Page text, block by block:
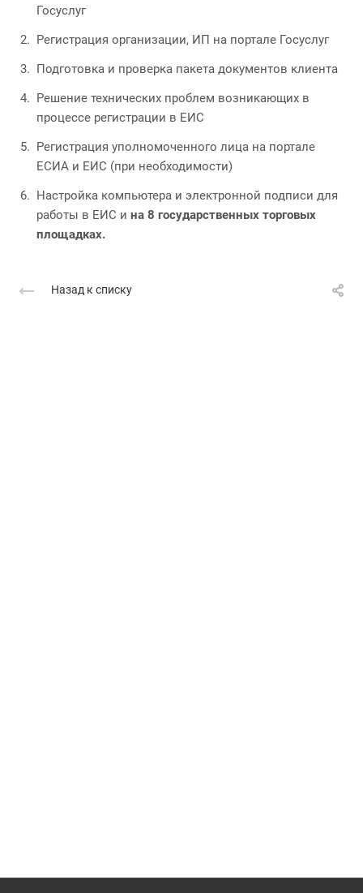
Госуслуг
Регистрация организации, ИП на портале Госуслуг
Подготовка и проверка пакета документов клиента
Решение технических проблем возникающих в
процессе регистрации в ЕИС
Регистрация уполномоченного лица на портале
ЕСИА и ЕИС (при необходимости)
Настройка компьютера и электронной подписи для
работы в ЕИС и на 8 государственных торговых
площадках.
Назад к списку